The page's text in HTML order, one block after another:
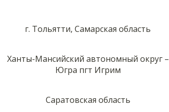
г. Тольятти, Самарская область
Ханты-Мансийский автономный округ –
Югра пгт Игрим
Саратовская область